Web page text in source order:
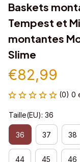
Baskets
Tempest et
montantes
Slime
€82,99
(0) 0
Taille(EU): 36
36 37 38
44 45 46